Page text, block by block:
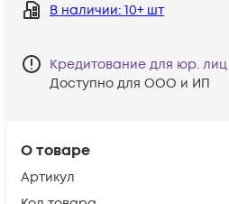
О товаре
Артикул
В наличии: 10+ шт
Кредитование для юр. лиц
Доступно для ООО и ИП